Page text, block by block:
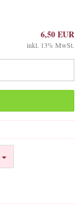
6,50 EUR
inkl. 13% MwSt.